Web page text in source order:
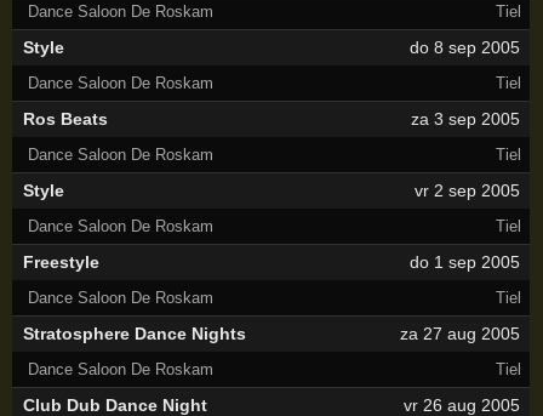
Dance Saloon De Roskam Tiel
Style do 8 sep 2005
Dance Saloon De Roskam Tiel
Ros Beats za 3 sep 2005
Dance Saloon De Roskam Tiel
Style vr 2 sep 2005
Dance Saloon De Roskam Tiel
Freestyle do 1 sep 2005
Dance Saloon De Roskam Tiel
Stratosphere Dance Nights za 27 aug 2005
Dance Saloon De Roskam Tiel
Club Dub Dance Night vr 26 aug 2005